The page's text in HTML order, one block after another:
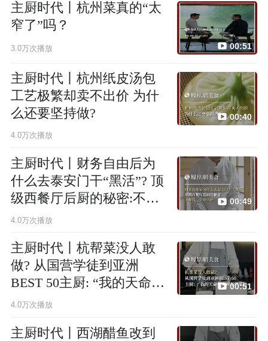
主厨时代丨杭州菜真的“太
窄了”吗？
3.0万次播放 00:51
主厨时代丨杭州纸皮汤包
工艺极繁却卖不出价 为什
么还要坚持做?
4.0万次播放
00:40
主厨时代丨财务自由后为
什么去泰安门干“黑活”? 顶
级西餐厅后厨的秘密:不挣
钱，全是情怀
4.0万次播放
00:49
主厨时代丨杭帮菜没人敢
做? 从国营学徒到亚洲
BEST 50主厨: “我的天命所
向就是做菜”
4.0万次播放
00:51
主厨时代丨西湖醋鱼改到